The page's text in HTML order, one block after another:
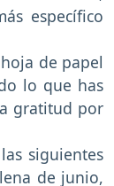
específico
de papel
lo que has
gratitud por
siguientes
de junio,